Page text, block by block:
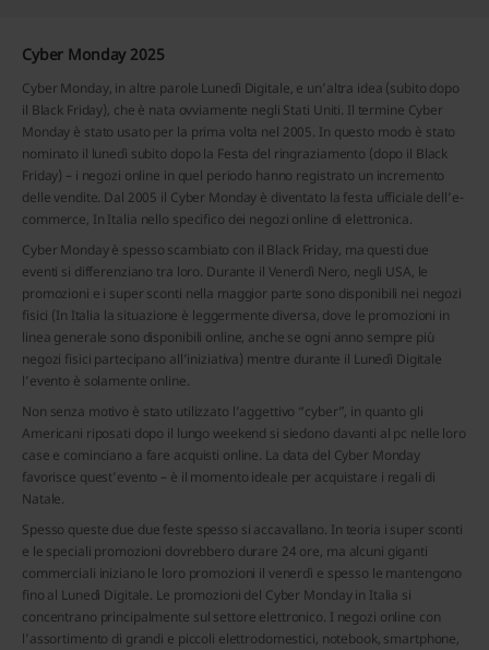
Cyber Monday 2025
Cyber Monday, in altre parole Lunedì Digitale, e un’altra idea (subito dopo
il Black Friday), che è nata ovviamente negli Stati Uniti. Il termine Cyber
Monday è stato usato per la prima volta nel 2005. In questo modo è stato
nominato il lunedì subito dopo la Festa del ringraziamento (dopo il Black
Friday) – i negozi online in quel periodo hanno registrato un incremento
delle vendite. Dal 2005 il Cyber Monday è diventato la festa ufficiale dell’e-
commerce, In Italia nello specifico dei negozi online di elettronica.
Cyber Monday è spesso scambiato con il Black Friday, ma questi due
eventi si differenziano tra loro. Durante il Venerdì Nero, negli USA, le
promozioni e i super sconti nella maggior parte sono disponibili nei negozi
fisici (In Italia la situazione è leggermente diversa, dove le promozioni in
linea generale sono disponibili online, anche se ogni anno sempre più
negozi fisici partecipano all’iniziativa) mentre durante il Lunedì Digitale
l’evento è solamente online.
Non senza motivo è stato utilizzato l’aggettivo “cyber”, in quanto gli
Americani riposati dopo il lungo weekend si siedono davanti al pc nelle loro
case e cominciano a fare acquisti online. La data del Cyber Monday
favorisce quest’evento – è il momento ideale per acquistare i regali di
Natale.
Spesso queste due due feste spesso si accavallano. In teoria i super sconti
e le speciali promozioni dovrebbero durare 24 ore, ma alcuni giganti
commerciali iniziano le loro promozioni il venerdì e spesso le mantengono
fino al Lunedì Digitale. Le promozioni del Cyber Monday in Italia si
concentrano principalmente sul settore elettronico. I negozi online con
l’assortimento di grandi e piccoli elettrodomestici, notebook, smartphone,